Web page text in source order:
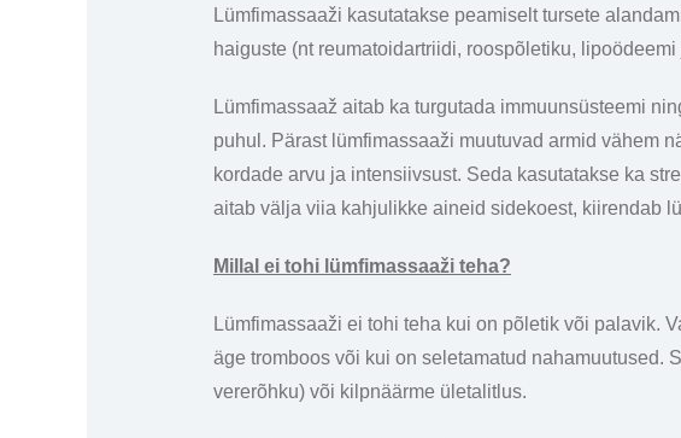
Lümfimassaaži kasutatakse peamiselt tursete
haiguste (nt reumatoidartriidi, roospõletiku,
Lümfimassaaž aitab ka turgutada immuunsüsteemi
puhul. Pärast lümfimassaaži muutuvad armid vähem
kordade arvu ja intensiivsust. Seda kasutatakse ka
aitab välja viia kahjulikke aineid sidekoest, kiirendab
Millal ei tohi lümfimassaaži teha?
Lümfimassaaži ei tohi teha kui on põletik või palavik.
äge tromboos või kui on seletamatud nahamuutused.
vererõhku) või kilpnäärme ületalitlus.